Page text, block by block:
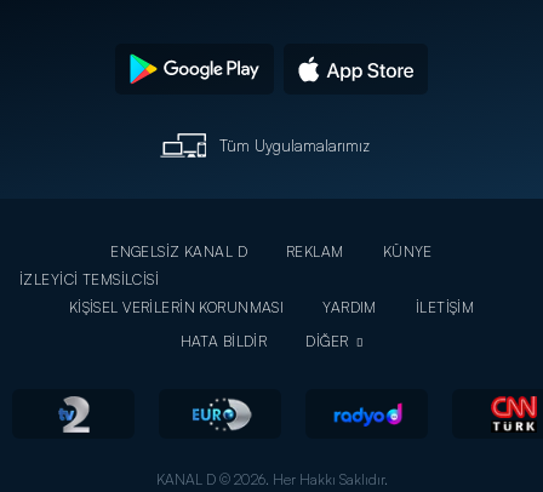
Tüm Uygulamalarımız
ENGELSİZ KANAL D REKLAM
KÜNYE
İZLEYİCİ TEMSİLCİSİ
KİŞİSEL VERİLERİN KORUNMASI
YARDIM
İLETİŞİM
HATA BİLDİR
DİĞER
KANAL D © 2026. Her Hakkı Saklıdır.